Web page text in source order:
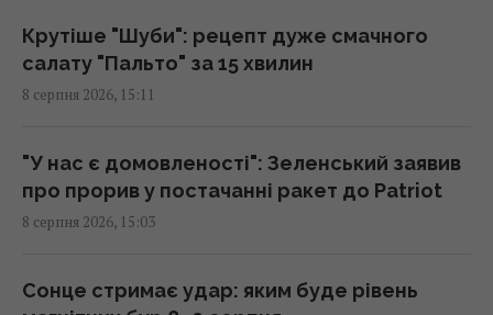
США щомісяця постачатимуть Україні
ракети для Patriot, - Зеленський
14:41 субота, 08 серпня 2026
Лідер "Ногу свело!" назвав причину приїзду
в Україну та виправдався за концерти в
Криму
Крутіше "Шуби": рецепт дуже смачного
салату "Пальто" за 15 хвилин
8 серпня 2026, 15:11
"У нас є домовленості": Зеленський заявив
про прорив у постачанні ракет до Patriot
8 серпня 2026, 15:03
Сонце стримає удар: яким буде рівень